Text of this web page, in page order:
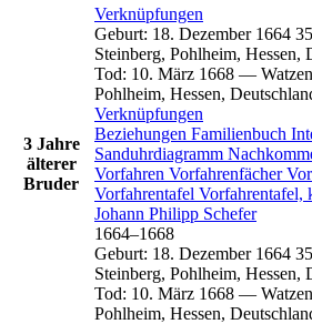
3 Jahre
älterer
Bruder
Verknüpfungen
Geburt: 18. Dezember 1664 35
Steinberg, Pohlheim, Hessen,
Tod: 10. März 1668 —
Pohlheim, Hessen,
Verknüpfungen
Beziehungen Familienbuch
Sanduhrdiagramm
Vorfahren Vorfahrenfächer
Vorfahrentafel Vorfahrentafel,
Johann Philipp Schefer
1664–1668
Geburt: 18. Dezember 1664 35
Steinberg, Pohlheim, Hessen,
Tod: 10. März 1668 —
Pohlheim, Hessen,